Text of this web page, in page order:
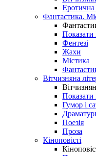
Еротична
Фантастика.
Показати
Фентезі
Жахи
Містика
Вітчизняна
Показати
Гумор і
Поезія
Проза
Кіноповісті